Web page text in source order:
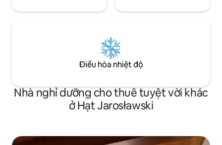
Điều hòa nhiệt độ
Nhà nghỉ dưỡng cho thuê tuyệt vời khác
ở Hạt Jarosławski